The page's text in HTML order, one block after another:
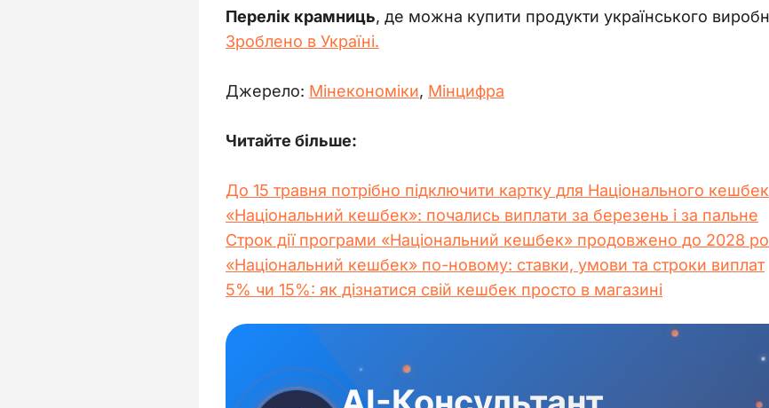
Перелік крамниць, де можна купити продукти українського
Зроблено в Україні.
Джерело: Мінекономіки, Мінцифра
Читайте більше:
До 15 травня потрібно підключити картку для Національного
«Національний кешбек»: почались виплати за березень і за пальне
Строк дії програми «Національний кешбек» продовжено до 2028
«Національний кешбек» по-новому: ставки, умови та строки виплат
5% чи 15%: як дізнатися свій кешбек просто в магазині